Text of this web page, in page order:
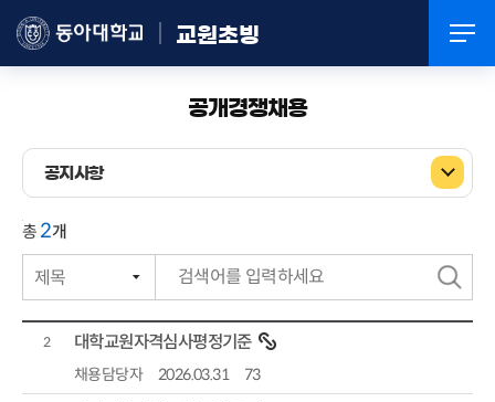
교원초빙
공개경쟁채용
공지사항
총 2개
검
색
번호
제목
작성자
작성일자
2 대학교원자격심사평정기준
채용담당자 2026.03.31 73